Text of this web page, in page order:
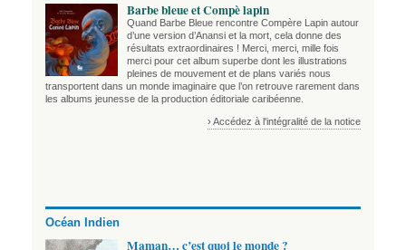
Barbe bleue et Compè lapin
Quand Barbe Bleue rencontre Compère Lapin autour
d’une version d’Anansi et la mort, cela donne des
résultats extraordinaires ! Merci, merci, mille fois
merci pour cet album superbe dont les illustrations
pleines de mouvement et de plans variés nous
transportent dans un monde imaginaire que l’on retrouve rarement dans
les albums jeunesse de la production éditoriale caribéenne.
› Accédez à l'intégralité de la notice
Océan Indien
Maman… c’est quoi le monde ?